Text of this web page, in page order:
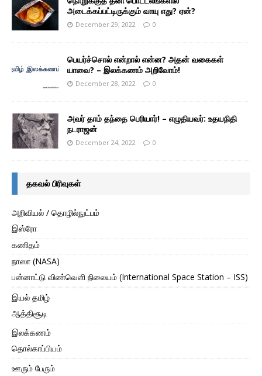
அடைக்கப்பட்டிருக்கும் வாயு எது? ஏன்?
December 29, 2022 0
பெயர்ச்சொல் என்றால் என்ன? அதன் வகைகள்
யாவை? – இலக்கணம் அறிவோம்!
December 28, 2022 0
அவர் தாம் தந்தை பெரியார்! – எழுதியவர்: உதயநிதி
நடராஜன்
December 24, 2022 0
தகவல் பிரிவுகள்
அறிவியல் / தொழில்நுட்பம்
இஸ்ரோ
கணிதம்
நாஸா (NASA)
பன்னாட்டு விண்வெளி நிலையம் (International Space Station – ISS)
இயல் தமிழ்
ஆத்திசூடி
இலக்கணம்
தொல்காப்பியம்
ஊரும் பேரும்